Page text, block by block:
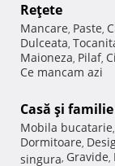
Reţete
Mancare, Paste,
Dulceata,
Maioneza, Pilaf,
Ce mancam azi
Casă şi familie
Mobila bucatarie,
Dormitoare,
singura, Gravide,